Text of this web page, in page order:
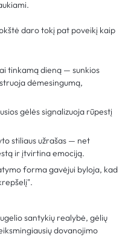
daro tokį pat poveikį kaip
tinkamą dieną — sunkios
dėmesingumą,
gėlės signalizuoja rūpestį
stiliaus užrašas — net
ir įtvirtina emociją.
forma gavėjui byloja, kad
santykių realybė, gėlių
dovanojimo